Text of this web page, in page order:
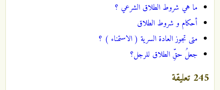
ما هي شروط الطلاق الشرعي ؟
أحكام و شروط الطلاق
متى تجوز العادة السرية ( الاستمناء ) ؟
جعلُ حقِّ الطلاق للرجل؟
245 تعليقة